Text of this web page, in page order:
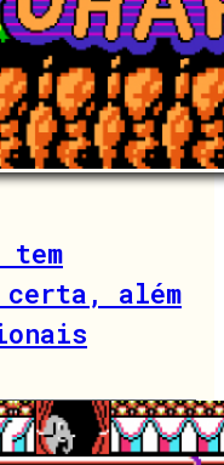
tem
certa, além